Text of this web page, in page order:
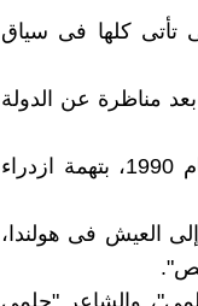
تأتى كلها فى سياق
والمفكر "فرج فودة" تم اغتياله فى 8 يونيو 1992، بعد مناظرة عن الدولة
• والروائى "علاء حامد" نال حكما بالسجن 8 سنوات فى عام 1990، بتهمة ازدراء
إلى العيش فى هولندا،
والشاعر "حلمى